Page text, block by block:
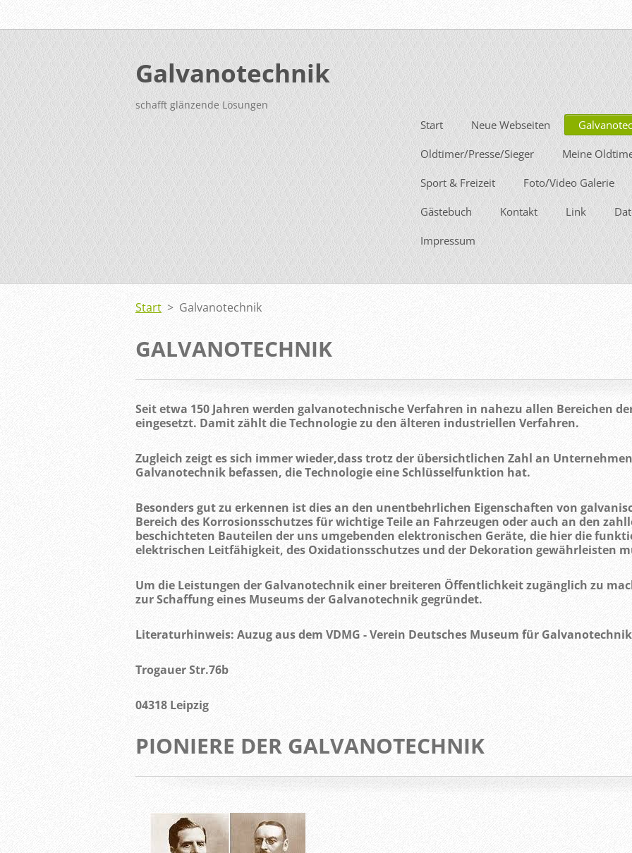
Galvanotechnik
schafft glänzende Lösungen
Start Neue Webseiten
Oldtimer/Presse/Sieger Meine
Sport & Freizeit Foto/Video Galerie
Gästebuch Kontakt Link
Impressum
Start > Galvanotechnik
GALVANOTECHNIK
Seit etwa 150 Jahren werden galvanotechnische Verfahren in nahezu allen Bereichen
eingesetzt. Damit zählt die Technologie zu den älteren industriellen Verfahren.
Zugleich zeigt es sich immer wieder,dass trotz der übersichtlichen Zahl an
Galvanotechnik befassen, die Technologie eine Schlüsselfunktion hat.
Besonders gut zu erkennen ist dies an den unentbehrlichen Eigenschaften von
Bereich des Korrosionsschutzes für wichtige Teile an Fahrzeugen oder auch an den
beschichteten Bauteilen der uns umgebenden elektronischen Geräte, die hier die
elektrischen Leitfähigkeit, des Oxidationsschutzes und der Dekoration gewährleisten
Um die Leistungen der Galvanotechnik einer breiteren Öffentlichkeit zugänglich zu
zur Schaffung eines Museums der Galvanotechnik gegründet.
Literaturhinweis: Auzug aus dem VDMG - Verein Deutsches Museum für
Trogauer Str.76b
04318 Leipzig
PIONIERE DER GALVANOTECHNIK